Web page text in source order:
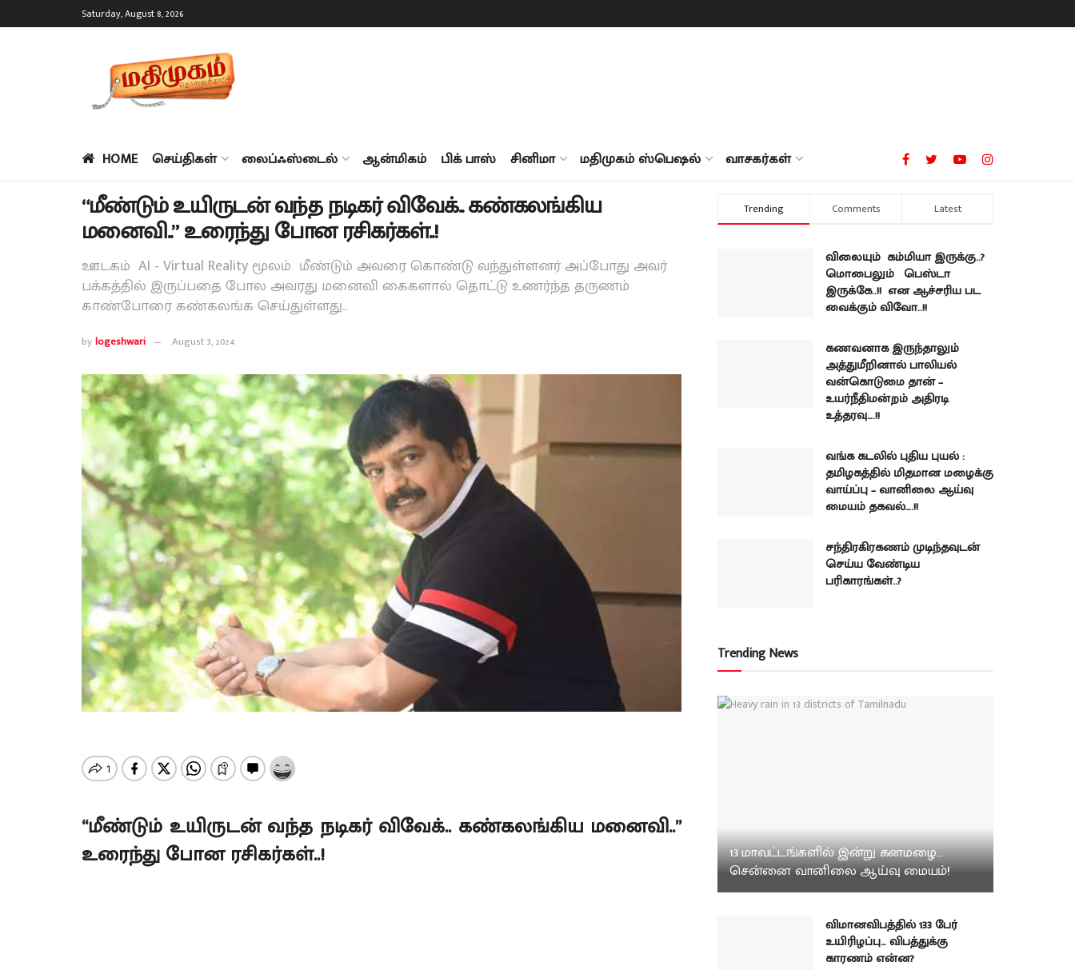
Saturday, August 8, 2026
HOME செய்திகள் லைப்ஃஸ்டைல் ஆன்மிகம் பிக் பாஸ் சினிமா மதிமுகம் ஸ்பெஷல் வாசகர்கள்
“மீண்டும் உயிருடன் வந்த நடிகர் விவேக்.. கண்கலங்கிய
மனைவி..” உரைந்து போன ரசிகர்கள்..!
ஊடகம் AI - Virtual Reality மூலம் மீண்டும் அவரை கொண்டு வந்துள்ளனர் அப்போது அவர்
பக்கத்தில் இருப்பதை போல அவரது மனைவி கைகளால் தொட்டு உணர்ந்த தருணம்
காண்போரை கண்கலங்க செய்துள்ளது..
bylogeshwari August 3, 2024
“மீண்டும் உயிருடன் வந்த நடிகர் விவேக்.. கண்கலங்கிய மனைவி..”
உரைந்து போன ரசிகர்கள்..!
Trending Comments Latest
விலையும் கம்மியா இருக்கு..?
மொபைலும் பெஸ்டா
இருக்கே..!! என ஆச்சரிய பட
வைக்கும் விவோ..!!
கணவனாக இருந்தாலும்
அத்துமீறினால் பாலியல்
வன்கொடுமை தான் –
உயர்நீதிமன்றம் அதிரடி
உத்தரவு….!!
வங்க கடலில் புதிய புயல் :
தமிழகத்தில் மிதமான மழைக்கு
வாய்ப்பு – வானிலை ஆய்வு
மையம் தகவல்….!!
சந்திரகிரகணம் முடிந்தவுடன்
செய்ய வேண்டிய
பரிகாரங்கள்..?
Trending News
13 மாவட்டங்களில் இன்று கனமழை…
சென்னை வானிலை ஆய்வு மையம்!
விமானவிபத்தில் 133 பேர்
உயிரிழப்பு… விபத்துக்கு
காரணம் என்ன?